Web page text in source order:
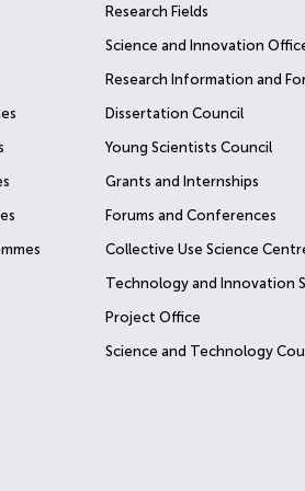
Research Fields
Science and Innovation
Research Information and
Dissertation Council
Young Scientists Council
Grants and Internships
Forums and Conferences
Collective Use Science
Technology and Innovation
Project Office
Science and Technology